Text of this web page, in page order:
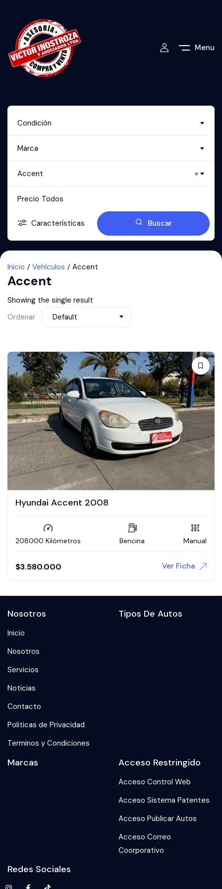
Menu
Condición
Marca
×
Accent
Precio Todos
Características Buscar
Inicio Vehículos Accent
Accent
Showing the single result
Ordenar
Default
Hyundai Accent 2008
208000 Kilómetros Bencina Manual
$3.580.000 Ver Ficha
Nosotros
Inicio
Nosotros
Servicios
Noticias
Contacto
Politicas de Privacidad
Terminos y Condiciones
Tipos De Autos
Marcas Acceso Restringido
Acceso Control Web
Acceso Sistema Patentes
Acceso Publicar Autos
Acceso Correo
Coorporativo
Redes Sociales